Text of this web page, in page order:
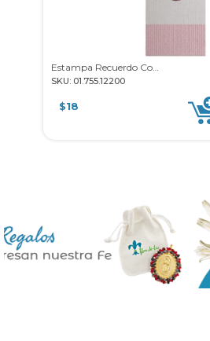
SKU: 01.755.12200
$18